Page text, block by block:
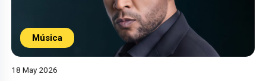
Música
18 May 2026